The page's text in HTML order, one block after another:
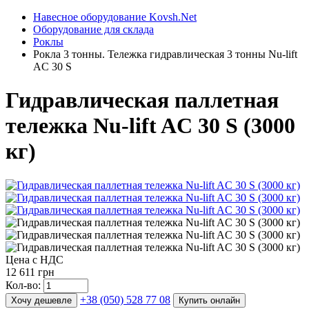
Навесное оборудование Kovsh.Net
Оборудование для склада
Роклы
Рокла 3 тонны. Тележка гидравлическая 3 тонны Nu-lift
AC 30 S
Гидравлическая паллетная
тележка Nu-lift AC 30 S (3000
кг)
Цена с НДС
12 611 грн
Кол-во:
Хочу дешевле +38 (050) 528 77 08 Купить онлайн